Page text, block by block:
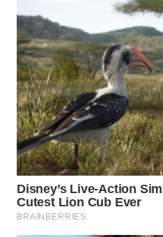
WAHANA
ADVOKAT
WAHANA
INFRASTRUKTUR
WAHANA
KONSUMEN
WAHANA
LISTRIK